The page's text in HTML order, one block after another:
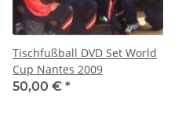
Tischfußball DVD Set World
Cup Nantes 2009
50,00 € *